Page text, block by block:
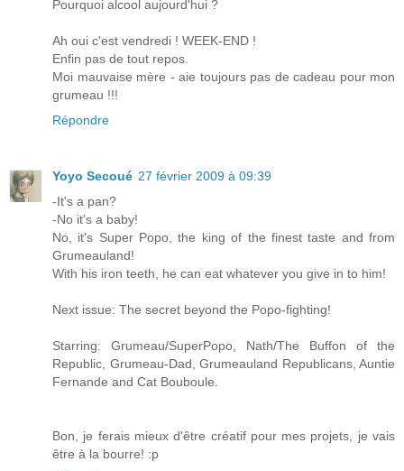
Pourquoi alcool aujourd'hui ?
Ah oui c'est vendredi ! WEEK-END !
Enfin pas de tout repos.
Moi mauvaise mère - aie toujours pas de cadeau pour mon
grumeau !!!
Répondre
Yoyo Secoué 27 février 2009 à 09:39
-It's a pan?
-No it's a baby!
No, it's Super Popo, the king of the finest taste and from
Grumeauland!
With his iron teeth, he can eat whatever you give in to him!
Next issue: The secret beyond the Popo-fighting!
Starring: Grumeau/SuperPopo, Nath/The Buffon of the
Republic, Grumeau-Dad, Grumeauland Republicans, Auntie
Fernande and Cat Bouboule.
Bon, je ferais mieux d'être créatif pour mes projets, je vais
être à la bourre! :p